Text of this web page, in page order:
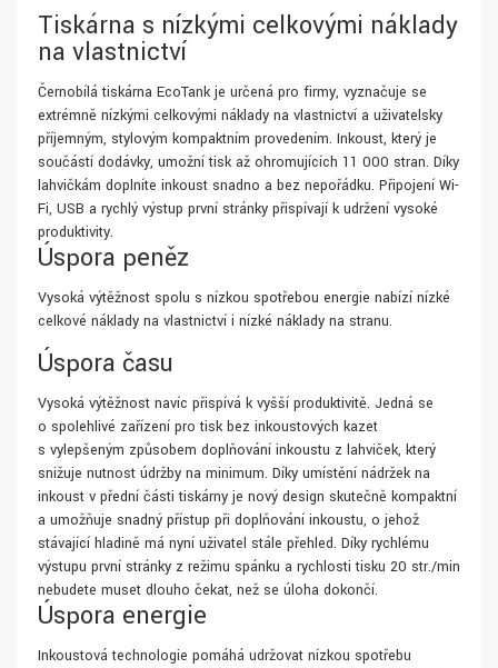
Tiskárna s nízkými celkovými náklady
na vlastnictví
Černobílá tiskárna EcoTank je určená pro firmy, vyznačuje se
extrémně nízkými celkovými náklady na vlastnictví a uživatelsky
příjemným, stylovým kompaktním provedením. Inkoust, který je
součástí dodávky, umožní tisk až ohromujících 11 000 stran. Díky
lahvičkám doplníte inkoust snadno a bez nepořádku. Připojení Wi-
Fi, USB a rychlý výstup první stránky přispívají k udržení vysoké
produktivity.
Úspora peněz
Vysoká výtěžnost spolu s nízkou spotřebou energie nabízí nízké
celkové náklady na vlastnictví i nízké náklady na stranu.
Úspora času
Vysoká výtěžnost navíc přispívá k vyšší produktivitě. Jedná se
o spolehlivé zařízení pro tisk bez inkoustových kazet
s vylepšeným způsobem doplňování inkoustu z lahviček, který
snižuje nutnost údržby na minimum. Díky umístění nádržek na
inkoust v přední části tiskárny je nový design skutečně kompaktní
a umožňuje snadný přístup při doplňování inkoustu, o jehož
stávající hladině má nyní uživatel stále přehled. Díky rychlému
výstupu první stránky z režimu spánku a rychlosti tisku 20 str./min
nebudete muset dlouho čekat, než se úloha dokončí.
Úspora energie
Inkoustová technologie pomáhá udržovat nízkou spotřebu